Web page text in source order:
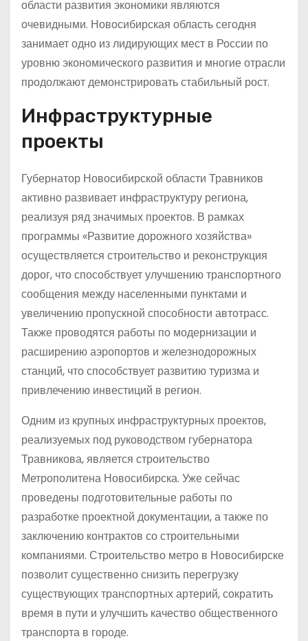
области развития экономики являются
очевидными. Новосибирская область сегодня
занимает одно из лидирующих мест в России по
уровню экономического развития и многие отрасли
продолжают демонстрировать стабильный рост.
Инфраструктурные
проекты
Губернатор Новосибирской области Травников
активно развивает инфраструктуру региона,
реализуя ряд значимых проектов. В рамках
программы «Развитие дорожного хозяйства»
осуществляется строительство и реконструкция
дорог, что способствует улучшению транспортного
сообщения между населенными пунктами и
увеличению пропускной способности автотрасс.
Также проводятся работы по модернизации и
расширению аэропортов и железнодорожных
станций, что способствует развитию туризма и
привлечению инвестиций в регион.
Одним из крупных инфраструктурных проектов,
реализуемых под руководством губернатора
Травникова, является строительство
Метрополитена Новосибирска. Уже сейчас
проведены подготовительные работы по
разработке проектной документации, а также по
заключению контрактов со строительными
компаниями. Строительство метро в Новосибирске
позволит существенно снизить перегрузку
существующих транспортных артерий, сократить
время в пути и улучшить качество общественного
транспорта в городе.